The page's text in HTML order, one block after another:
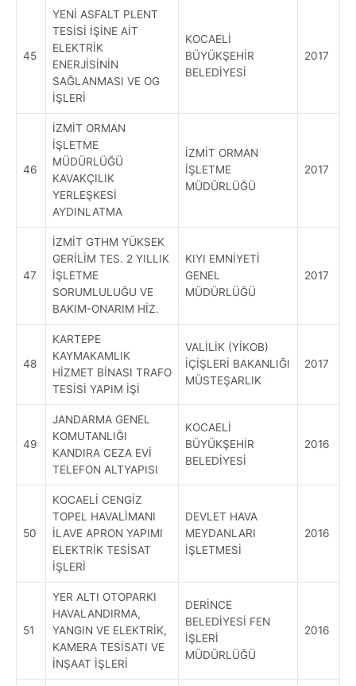
45
YENİ ASFALT PLENT
TESİSİ İŞİNE AİT
ELEKTRİK
ENERJİSİNİN
SAĞLANMASI VE OG
İŞLERİ
KOCAELİ
BÜYÜKŞEHİR
BELEDİYESİ
2017
46
İZMİT ORMAN
İŞLETME
MÜDÜRLÜĞÜ
KAVAKÇILIK
YERLEŞKESİ
AYDINLATMA
İZMİT ORMAN
İŞLETME
MÜDÜRLÜĞÜ
2017
47
İZMİT GTHM YÜKSEK
GERİLİM TES. 2 YILLIK
İŞLETME
SORUMLULUĞU VE
BAKIM-ONARIM HİZ.
KIYI EMNİYETİ
GENEL
MÜDÜRLÜĞÜ
2017
48
KARTEPE
KAYMAKAMLIK
HİZMET BİNASI TRAFO
TESİSİ YAPIM İŞİ
VALİLİK (YİKOB)
İÇİŞLERİ BAKANLIĞI
MÜSTEŞARLIK
2017
49
JANDARMA GENEL
KOMUTANLIĞI
KANDIRA CEZA EVİ
TELEFON ALTYAPISI
KOCAELİ
BÜYÜKŞEHİR
BELEDİYESİ
2016
50
KOCAELİ CENGİZ
TOPEL HAVALİMANI
İLAVE APRON YAPIMI
ELEKTRİK TESİSAT
İŞLERİ
DEVLET HAVA
MEYDANLARI
İŞLETMESİ
2016
51
YER ALTI OTOPARKI
HAVALANDIRMA,
YANGIN VE ELEKTRİK,
KAMERA TESİSATI VE
İNŞAAT İŞLERİ
DERİNCE
BELEDİYESİ FEN
İŞLERİ
MÜDÜRLÜĞÜ
2016